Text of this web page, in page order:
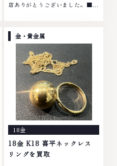
店ありがとうございました。■地
衣類 お酒買取りのことなら、お
任せくださいなかでも金・プラチ
ナ等のアクセサリー・貴金属・宝
石・ダイヤモンド・ジュエリーや
ブランド品・時計等は特に自信を
持って、高額査定を実現しており
ます。 古くて使わなくなってし
まったアクセサリー、動かなくな
ってしまった腕時計、多くのお品
物の高価買取りを実現しており、
他店ではお値段の付かなかったお
品物でも、一点一点丁寧に無料で
査定します。お気軽にご連絡くだ
金・貴金属
18金
18金 K18 喜平ネックレス
リングを買取